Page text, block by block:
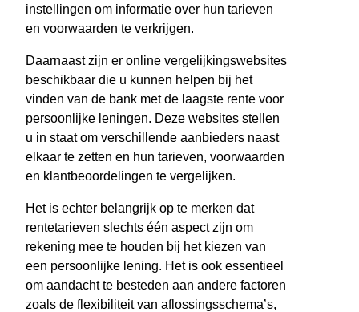
instellingen om informatie over hun tarieven
en voorwaarden te verkrijgen.
Daarnaast zijn er online vergelijkingswebsites
beschikbaar die u kunnen helpen bij het
vinden van de bank met de laagste rente voor
persoonlijke leningen. Deze websites stellen
u in staat om verschillende aanbieders naast
elkaar te zetten en hun tarieven, voorwaarden
en klantbeoordelingen te vergelijken.
Het is echter belangrijk op te merken dat
rentetarieven slechts één aspect zijn om
rekening mee te houden bij het kiezen van
een persoonlijke lening. Het is ook essentieel
om aandacht te besteden aan andere factoren
zoals de flexibiliteit van aflossingsschema’s,